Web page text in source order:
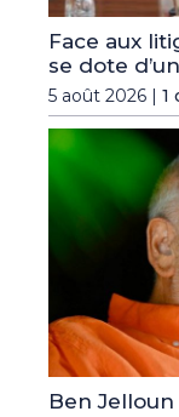
Face aux
se dote
5 août 2026 | 1
Ben Jelloun